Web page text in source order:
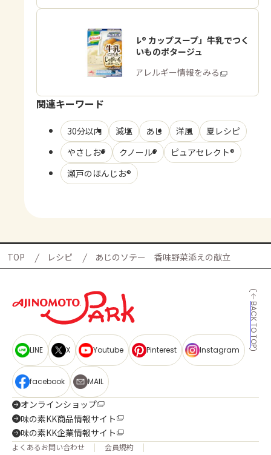
「クノール® カップスープ」牛乳でつく
る じゃがいものポタージュ
商品・アレルギー情報をみる
関連キーワード
30分以内 減塩 あじ 洋風
夏レシピ
やさしお®
クノール®
ピュアセレクト®
瀬戸のほんじお®
TOP レシピ あじのソテー 香味野菜添えの献立
BACK TO TOP
LINE X Youtube Pinterest Instagram
facebook MAIL
オンラインショップ
味の素KK商品情報サイト
味の素KK企業情報サイト
よくあるお問い合わせ
会員規約